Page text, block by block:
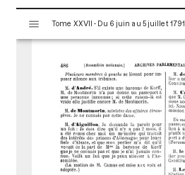
s
Tome XXVII - Du 6 juin au 5 juillet 1791